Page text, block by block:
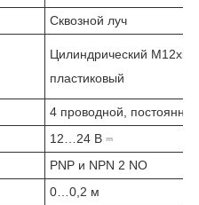
Сквозной луч
Цилиндрический
пластиковый
4 проводной,
12…24 В ⎓
PNP и NPN 2 NO
0…0,2 м